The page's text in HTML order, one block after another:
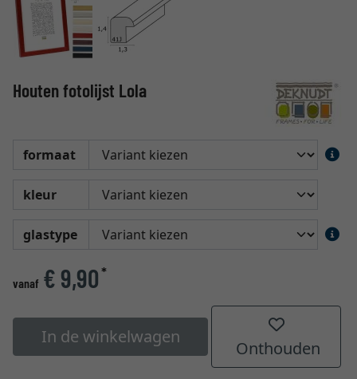
Houten fotolijst Lola
formaat
kleur
glastype
vanaf € 9,90*
In de winkelwagen
Onthouden